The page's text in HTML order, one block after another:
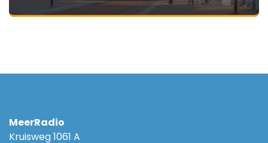
MeerRadio
Kruisweg 1061 A